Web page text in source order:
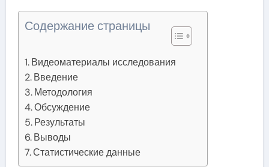
Содержание страницы
Видеоматериалы исследования
Введение
Методология
Обсуждение
Результаты
Выводы
Статистические данные